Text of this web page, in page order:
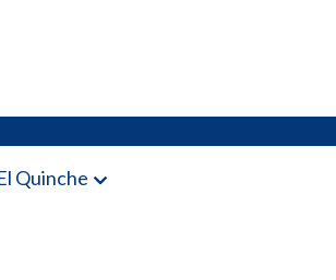
Quinche